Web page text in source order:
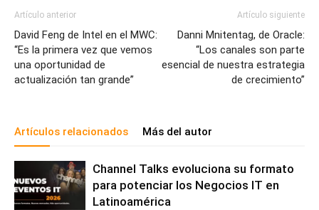
Artículo anterior
David Feng de Intel en el MWC:
“Es la primera vez que vemos
una oportunidad de
actualización tan grande”
Artículo siguiente
Danni Mnitentag, de Oracle:
“Los canales son parte
esencial de nuestra estrategia
de crecimiento”
Artículos relacionados Más del autor
Channel Talks evoluciona su formato
para potenciar los Negocios IT en
Latinoamérica